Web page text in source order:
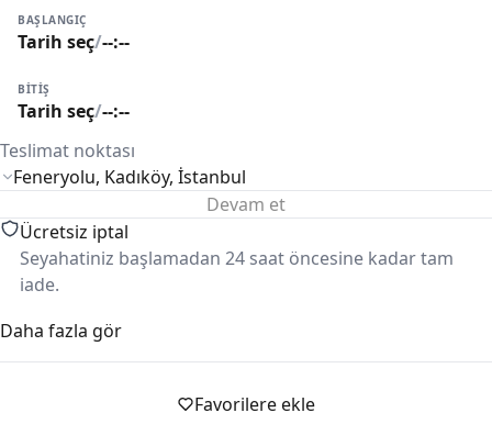
BAŞLANGIÇ
Tarih seç/--:--
BITIŞ
Tarih seç/--:--
Teslimat noktası
Devam et
Ücretsiz iptal
Seyahatiniz başlamadan 24 saat öncesine kadar tam
iade.
Güvenli ödeme
Ödemeleriniz güvenle alınır ve süreç boyunca korunur.
Daha fazla gör
Favorilere ekle